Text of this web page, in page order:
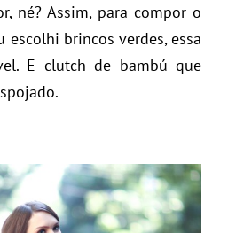
né? Assim, para compor o
escolhi brincos verdes, essa
E clutch de bambú que